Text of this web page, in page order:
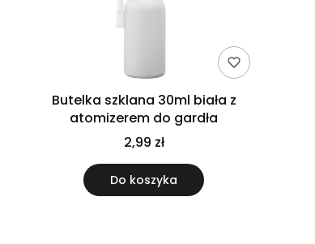
Butelka szklana 30ml biała z
atomizerem do gardła
2,99 zł
Do koszyka